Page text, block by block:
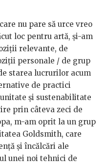
nu pare să urce vreo
loc pentru artă, și-am
relevante, de
personale / de grup
starea lucrurilor acum
de practici
și sustenabilitate
prin câteva zeci de
m-am oprit la un grup
Goldsmith, care
și încălcări ale
unei noi tehnici de